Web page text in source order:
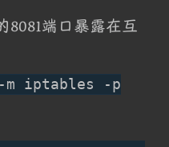
8081端口暴露在互
m iptables -p